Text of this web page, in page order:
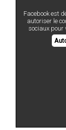
Facebook est
autoriser le
sociaux pour